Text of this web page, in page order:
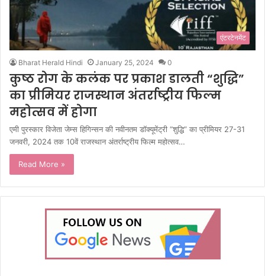
एंटरटेनमेंट
Bharat Herald Hindi January 25, 2024 0
कुष्ठ रोग के कलंक पर प्रकाश डालती “शुद्धि”
का प्रीमियर राजस्थान अंतर्राष्ट्रीय फिल्म
महोत्सव में होगा
एमी पुरस्कार विजेता जेम्स हिगिन्सन की नवीनतम डॉक्यूमेंट्री “शुद्धि” का प्रीमियर 27-31
जनवरी, 2024 तक 10वें राजस्थान अंतर्राष्ट्रीय फिल्म महोत्सव…
Read More »